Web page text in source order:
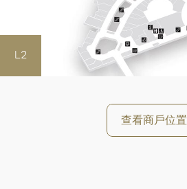
L2
查看商戶位置
好